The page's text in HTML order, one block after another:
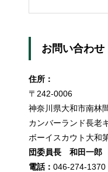
お問い合わせ
住所：
〒242-0006
神奈川県大和市南林
カンバーランド長老
ボーイスカウト大和
団委員長 和田一郎
電話： 046-274-1370